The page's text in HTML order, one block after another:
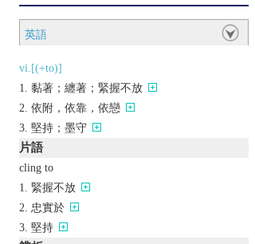
英語
vi.[(+to)]
黏著；纏著；緊握不放
依附，依靠，依戀
堅持；墨守
片語
cling to
緊握不放
忠實於
堅持